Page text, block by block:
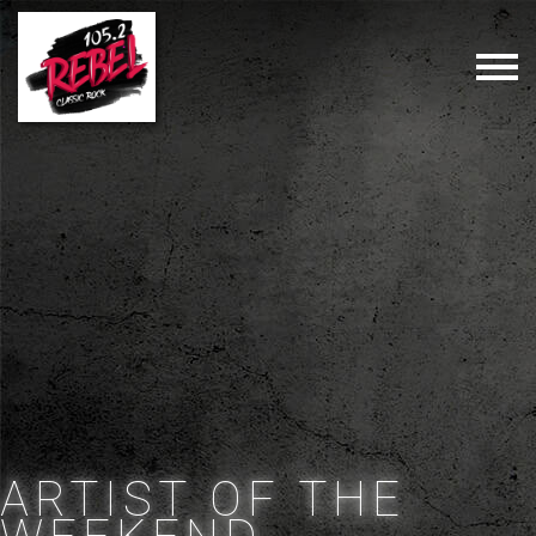
ARTIST OF THE